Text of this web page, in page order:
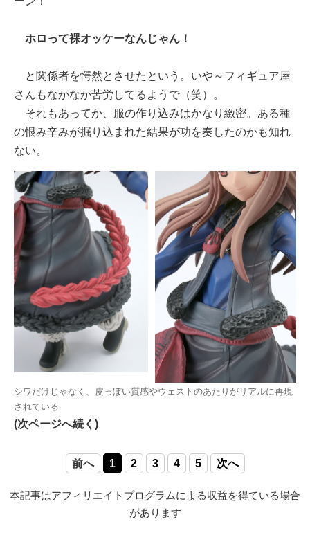
ホロって裸オッケーなんじゃん！
と関係者を愕然とさせたという。いや～フィギュア屋
さんもなかなか苦労してるようで（笑）。
それもあってか、服の作り込みはかなり緻密。ある種
の恨み辛みが掘り込まれた結果が功を奏したのかも知れ
ない。
シワだけじゃなく、皮っぽい質感やウェストのあたりがリアルに再現
されている
(次ページへ続く)
前へ 1 2 3 4 5 次へ
本記事はアフィリエイトプログラムによる収益を得ている場合
があります